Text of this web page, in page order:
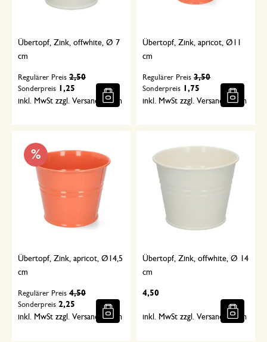
Übertopf, Zink, offwhite, Ø 7
cm
Sonderpreis 1,25
Regulärer Preis 2,50
inkl. MwSt zzgl. Versandkosten
Übertopf, Zink, apricot, Ø11
cm
Sonderpreis 1,75
Regulärer Preis 3,50
inkl. MwSt zzgl. Versandkosten
%
Übertopf, Zink, apricot, Ø14,5
cm
Sonderpreis 2,25
Regulärer Preis 4,50
inkl. MwSt zzgl. Versandkosten
Übertopf, Zink, offwhite, Ø 14
cm
4,50
inkl. MwSt zzgl. Versandkosten